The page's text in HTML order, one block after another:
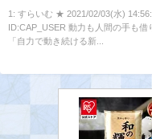
見！
1: すらいむ ★ 2021/02/03(水)
ID:CAP_USER 動力も人間の手も借
「自力で動き続ける新...